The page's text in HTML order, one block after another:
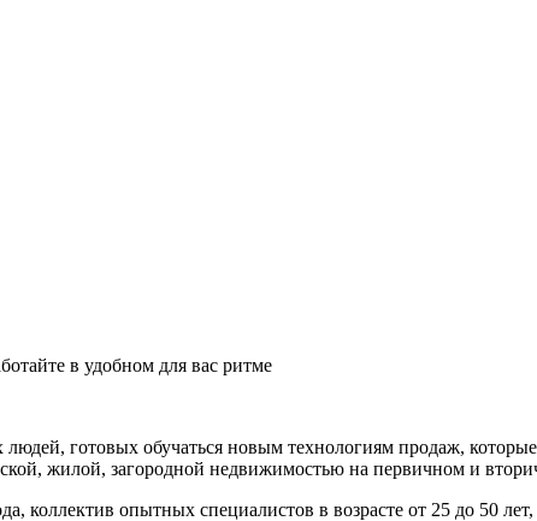
в удобном для вас ритме
готовых обучаться новым технологиям продаж,
жилой, загородной недвижимостью на первичном и
коллектив опытных специалистов в возрасте от 25 до 50